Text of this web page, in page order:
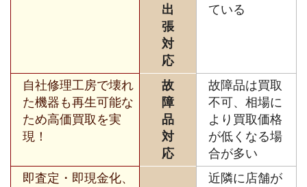
出
張
対
応
ている
自社修理工房で壊れ
た機器も再生可能な
ため高価買取を実
現！
故
障
品
対
応
故障品は買取
不可、相場に
より買取価格
が低くなる場
合が多い
即査定・即現金化、
近隣に店舗が